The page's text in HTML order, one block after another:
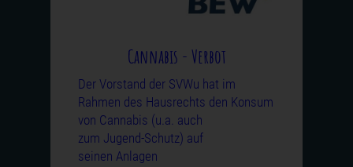
Cannabis - Verbot
Der Vorstand der SVWu hat im
Rahmen des Hausrechts den Konsum
von Cannabis (u.a. auch
zum Jugend-Schutz) auf
seinen Anlagen